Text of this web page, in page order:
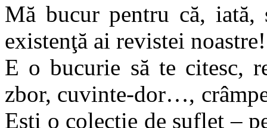
Mă bucur pentru că,
existenţă ai revistei noastre!
E o bucurie să te citesc,
zbor, cuvinte-dor…,
Eşti o colecţie de suflet –